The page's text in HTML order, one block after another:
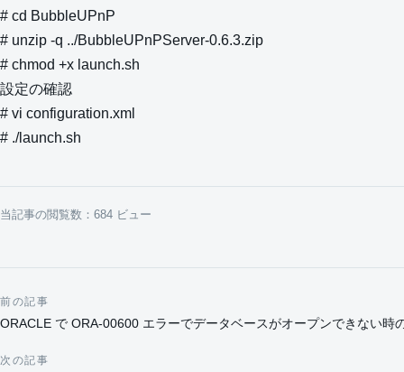
# cd BubbleUPnP
# unzip -q ../BubbleUPnPServer-0.6.3.zip
# chmod +x launch.sh
設定の確認
# vi configuration.xml
# ./launch.sh
当記事の閲覧数：684 ビュー
投稿ナビゲーション
前の記事
ORACLE で ORA-00600 エラーでデータベースがオープンできない時
次の記事